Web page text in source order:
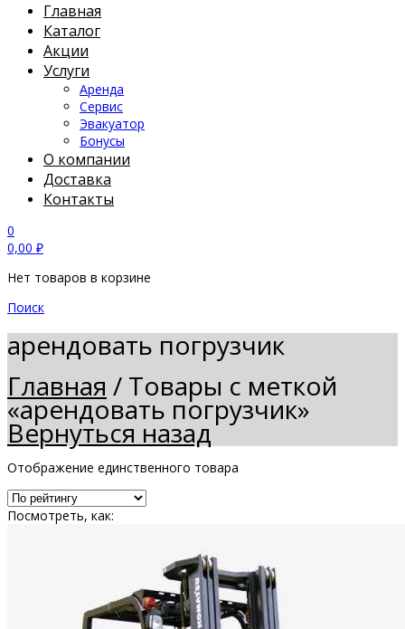
Главная
Каталог
Акции
Услуги
Аренда
Сервис
Эвакуатор
Бонусы
О компании
Доставка
Контакты
0
0,00 ₽
Нет товаров в корзине
Поиск
арендовать погрузчик
Главная / Товары с меткой
«арендовать погрузчик»
Вернуться назад
Отображение единственного товара
Посмотреть, как: